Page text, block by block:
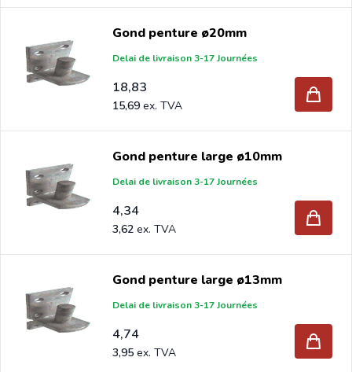
Gond penture ø20mm
Delai de livraison 3-17 Journées
18,83
15,69
Gond penture large ø10mm
Delai de livraison 3-17 Journées
4,34
3,62
Gond penture large ø13mm
Delai de livraison 3-17 Journées
4,74
3,95